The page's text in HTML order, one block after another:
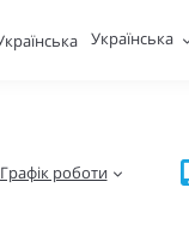
Українська
Графік роботи